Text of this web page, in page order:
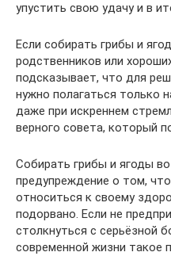
упустить свою удачу и в
Если собирать грибы и
родственников или
подсказывает, что для
нужно полагаться только
даже при искреннем
верного совета, который
Собирать грибы и ягоды
предупреждение о том,
относиться к своему
подорвано. Если не
столкнуться с серьёзной
современной жизни такое